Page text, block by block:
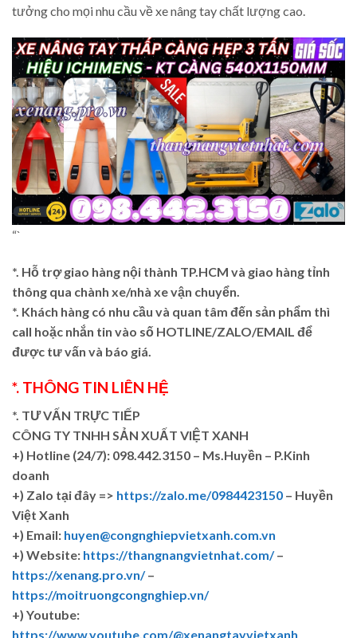
tưởng cho mọi nhu cầu về xe nâng tay chất lượng cao.
“`
*. Hỗ trợ giao hàng nội thành TP.HCM và giao hàng tỉnh
thông qua chành xe/nhà xe vận chuyển.
*. Khách hàng có nhu cầu và quan tâm đến sản phẩm thì
call hoặc nhắn tin vào số HOTLINE/ZALO/EMAIL để
được tư vấn và báo giá.
*. THÔNG TIN LIÊN HỆ
*. TƯ VẤN TRỰC TIẾP
CÔNG TY TNHH SẢN XUẤT VIỆT XANH
+) Hotline (24/7): 098.442.3150 – Ms.Huyền – P.Kinh
doanh
+) Zalo tại đây => https://zalo.me/0984423150 – Huyền
Việt Xanh
+) Email: huyen@congnghiepvietxanh.com.vn
+) Website: https://thangnangvietnhat.com/–
https://xenang.pro.vn/–
https://moitruongcongnghiep.vn/
+) Youtube:
https://www.youtube.com/@xenangtayvietxanh